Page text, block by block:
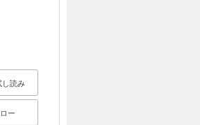
し読み
ー